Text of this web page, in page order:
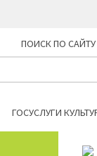
ПОИСК ПО САЙТУ
ГОСУСЛУГИ